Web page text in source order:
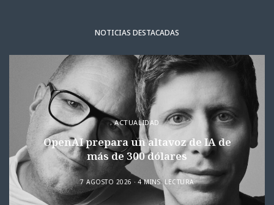
NOTICIAS DESTACADAS
ACTUALIDAD
OpenAI prepara un altavoz de IA de
más de 300 dólares
7 AGOSTO 2026 4 MINS. LECTURA